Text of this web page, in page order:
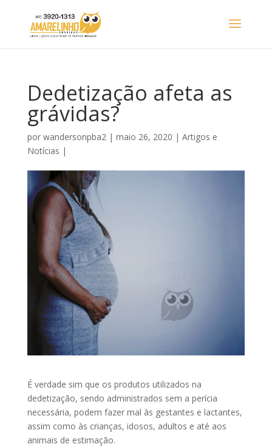
Dedetização afeta as
grávidas?
por wandersonpba2| maio 26, 2020 | Artigos e
Notícias |
É verdade sim que os produtos utilizados na
dedetização, sendo administrados sem a perícia
necessária, podem fazer mal às gestantes e lactantes,
assim como às crianças, idosos, adultos e até aos
animais de estimação.